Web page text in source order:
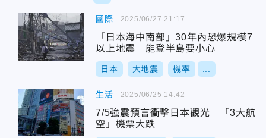
國際
「日本海中南部」30年內恐爆規模7
以上地震 能登半島要小心
日本 大地震 機率
2025/06/27 21:17
生活
7/5強震預言衝擊日本觀光 「3大航
空」機票大跌
2025/06/25 14:42